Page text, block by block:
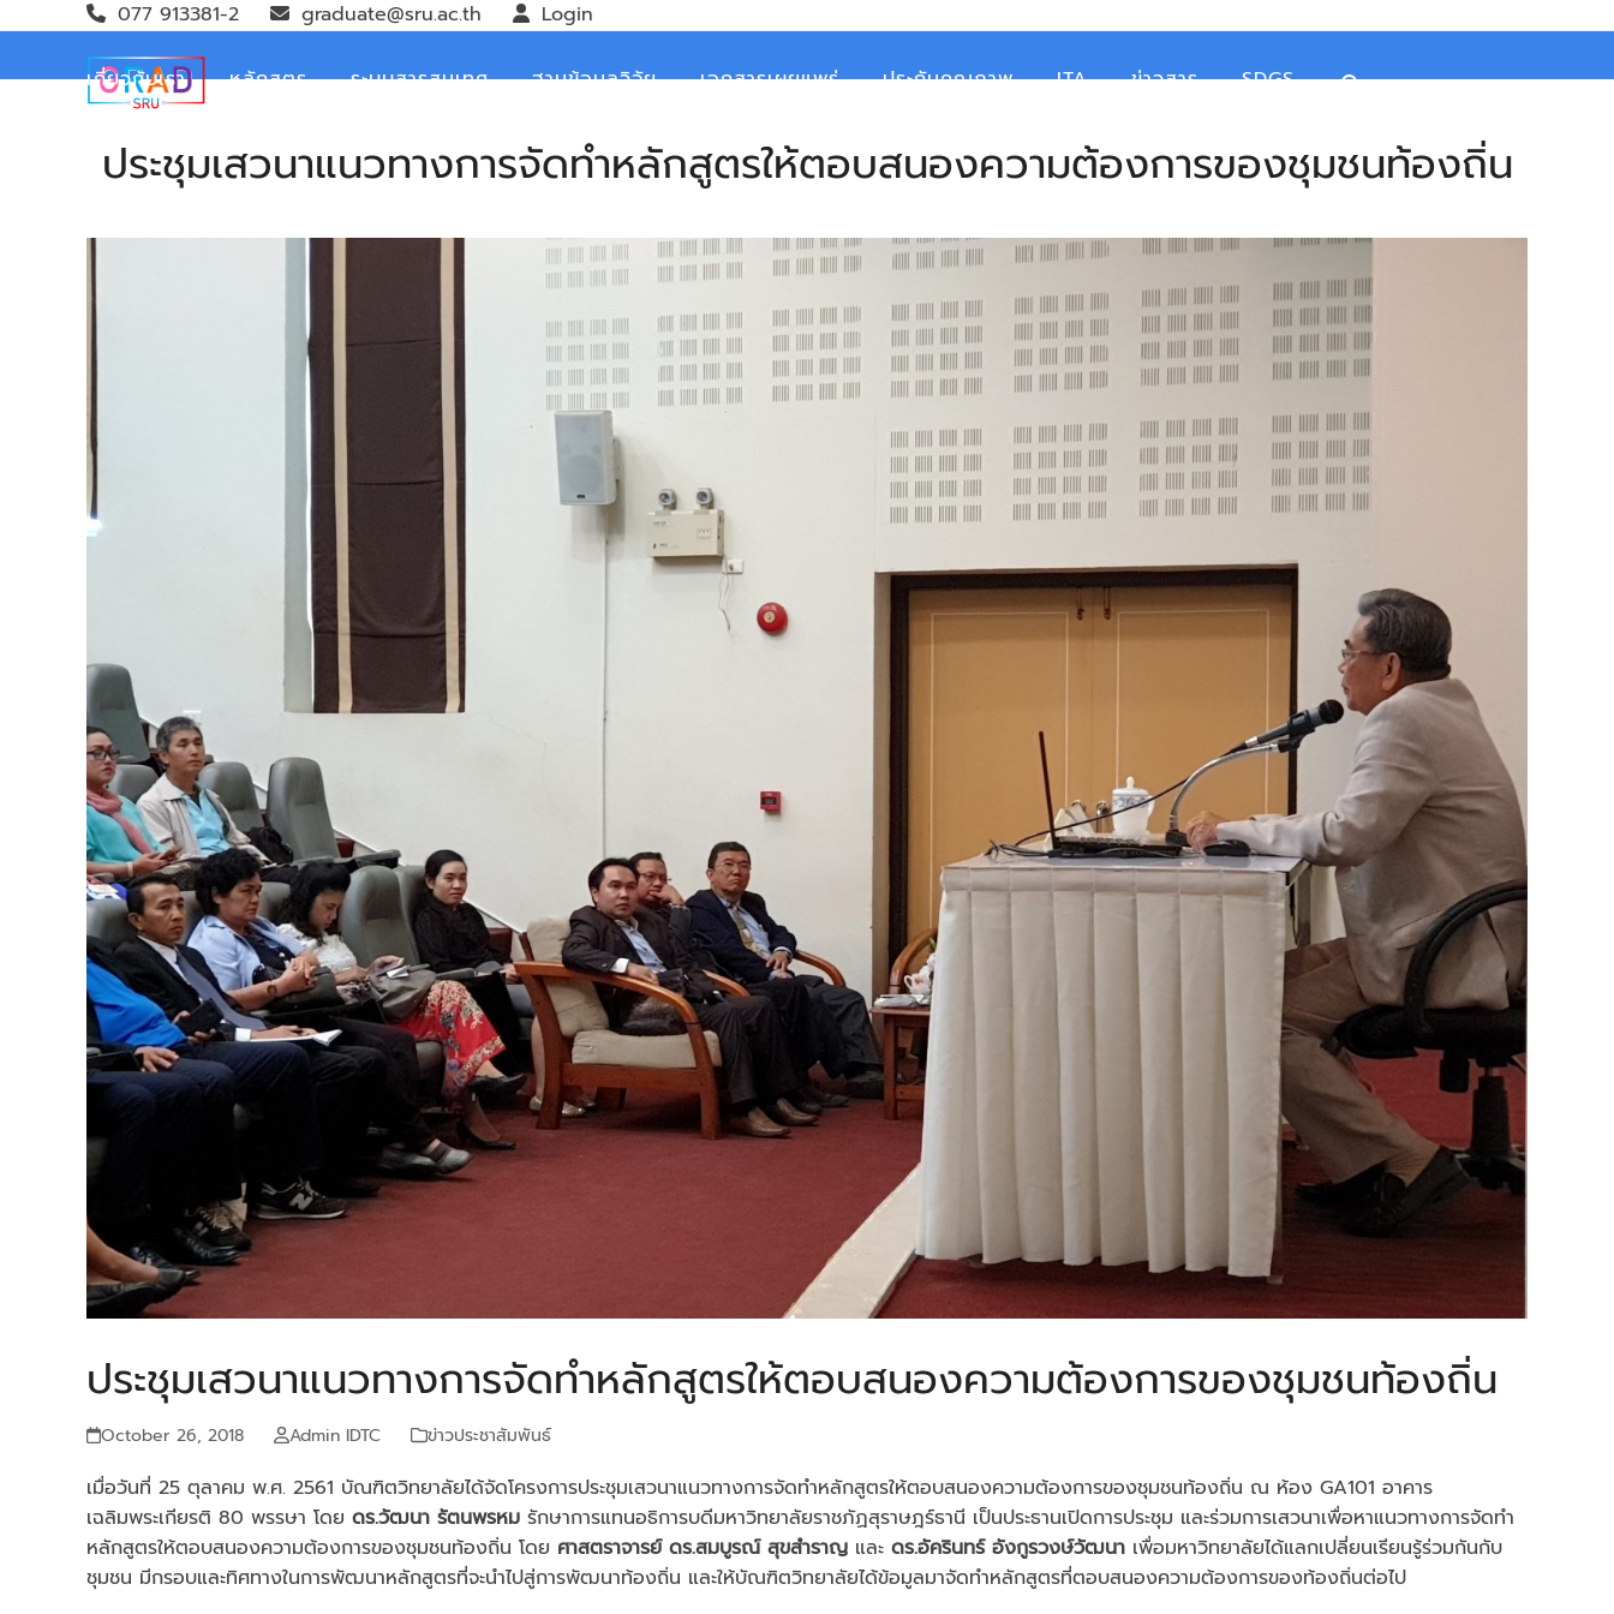
content
077 913381-2 graduate@sru.ac.th Login
เกี่ยวกับเรา หลักสูตร ระบบสารสนเทศ ฐานข้อมูลวิจัย เอกสารเผยแพร่ ประกันคุณภาพ ITA ข่าวสาร SDGS
ประชุมเสวนาแนวทางการจัดทำหลักสูตรให้ตอบสนองความต้องการของชุมชนท้องถิ่น
ประชุมเสวนาแนวทางการจัดทำหลักสูตรให้ตอบสนองความต้องการของชุมชนท้องถิ่น
October 26, 2018 Admin IDTC ข่าวประชาสัมพันธ์
เมื่อวันที่ 25 ตุลาคม พ.ศ. 2561 บัณฑิตวิทยาลัยได้จัดโครงการประชุมเสวนาแนวทางการจัดทำหลักสูตรให้ตอบสนองความต้องการของชุมชนท้องถิ่น ณ ห้อง GA101 อาคาร
เฉลิมพระเกียรติ 80 พรรษา โดย ดร.วัฒนา รัตนพรหม รักษาการแทนอธิการบดีมหาวิทยาลัยราชภัฏสุราษฎร์ธานี เป็นประธานเปิดการประชุม และร่วมการเสวนาเพื่อหาแนวทางการจัดทำ
หลักสูตรให้ตอบสนองความต้องการของชุมชนท้องถิ่น โดย ศาสตราจารย์ ดร.สมบูรณ์ สุขสำราญ และ ดร.อัครินทร์ อังกูรวงษ์วัฒนา เพื่อมหาวิทยาลัยได้แลกเปลี่ยนเรียนรู้ร่วมกันกับ
ชุมชน มีกรอบและทิศทางในการพัฒนาหลักสูตรที่จะนำไปสู่การพัฒนาท้องถิ่น และให้บัณฑิตวิทยาลัยได้ข้อมูลมาจัดทำหลักสูตรที่ตอบสนองความต้องการของท้องถิ่นต่อไป